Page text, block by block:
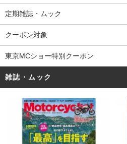
定期雑誌・ムック
クーポン対象
東京MCショー特別クーポン
雑誌・ムック